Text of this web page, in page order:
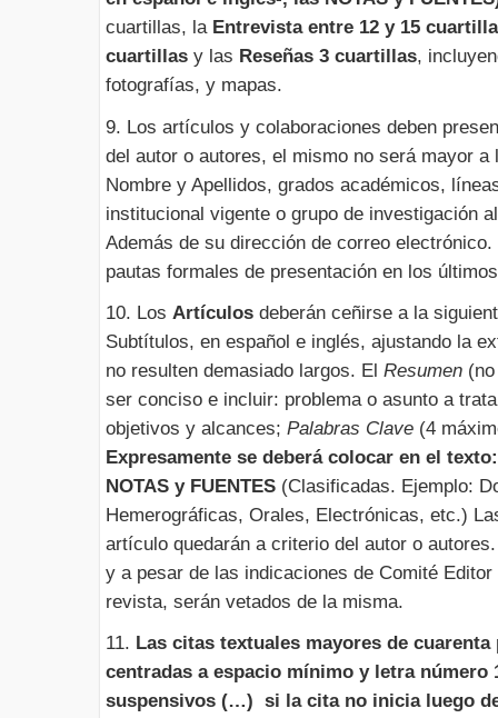
cuartillas, la Entrevista entre 12 y 15
cuartillas y las Reseñas 3 cuartillas,
fotografías, y mapas.
9. Los artículos y colaboraciones deben
del autor o autores, el mismo no será mayor
Nombre y Apellidos, grados académicos,
institucional vigente o grupo de investigación
Además de su dirección de correo
pautas formales de presentación en los
10. Los Artículos deberán ceñirse a la
Subtítulos, en español e inglés, ajustando la
no resulten demasiado largos. El Resumen
ser conciso e incluir: problema o asunto a
objetivos y alcances; Palabras Clave (4
Expresamente se deberá colocar en el
NOTAS y FUENTES (Clasificadas. Ejemplo:
Hemerográficas, Orales, Electrónicas, etc.)
artículo quedarán a criterio del autor o
y a pesar de las indicaciones de Comité
revista, serán vetados de la misma.
11. Las citas textuales mayores de
centradas a espacio mínimo y letra número
suspensivos (…) si la cita no inicia luego